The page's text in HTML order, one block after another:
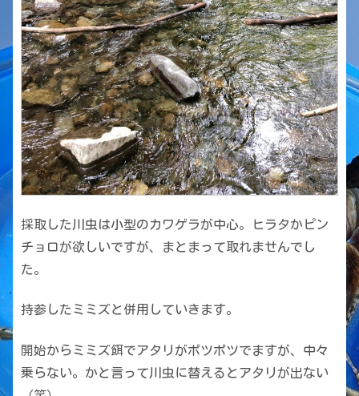
採取した川虫は小型のカワゲラが中心。ヒラタかピン
チョロが欲しいですが、まとまって取れませんでし
た。
持参したミミズと併用していきます。
開始からミミズ餌でアタリがポツポツでますが、中々
乗らない。かと言って川虫に替えるとアタリが出ない